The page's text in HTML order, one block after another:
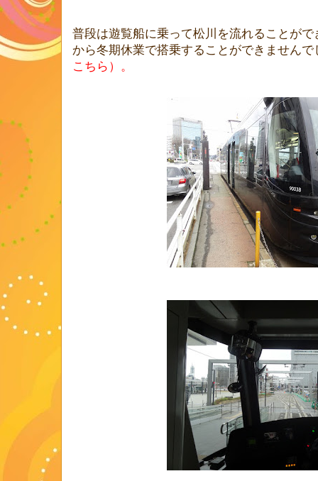
普段は遊覧船に乗って松川を流れることが
から冬期休業で搭乗することができませんで
こちら ）。